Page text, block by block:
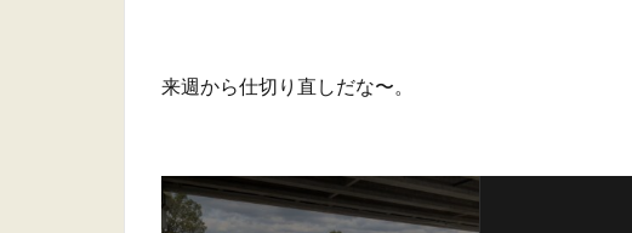
来週から仕切り直しだな〜。